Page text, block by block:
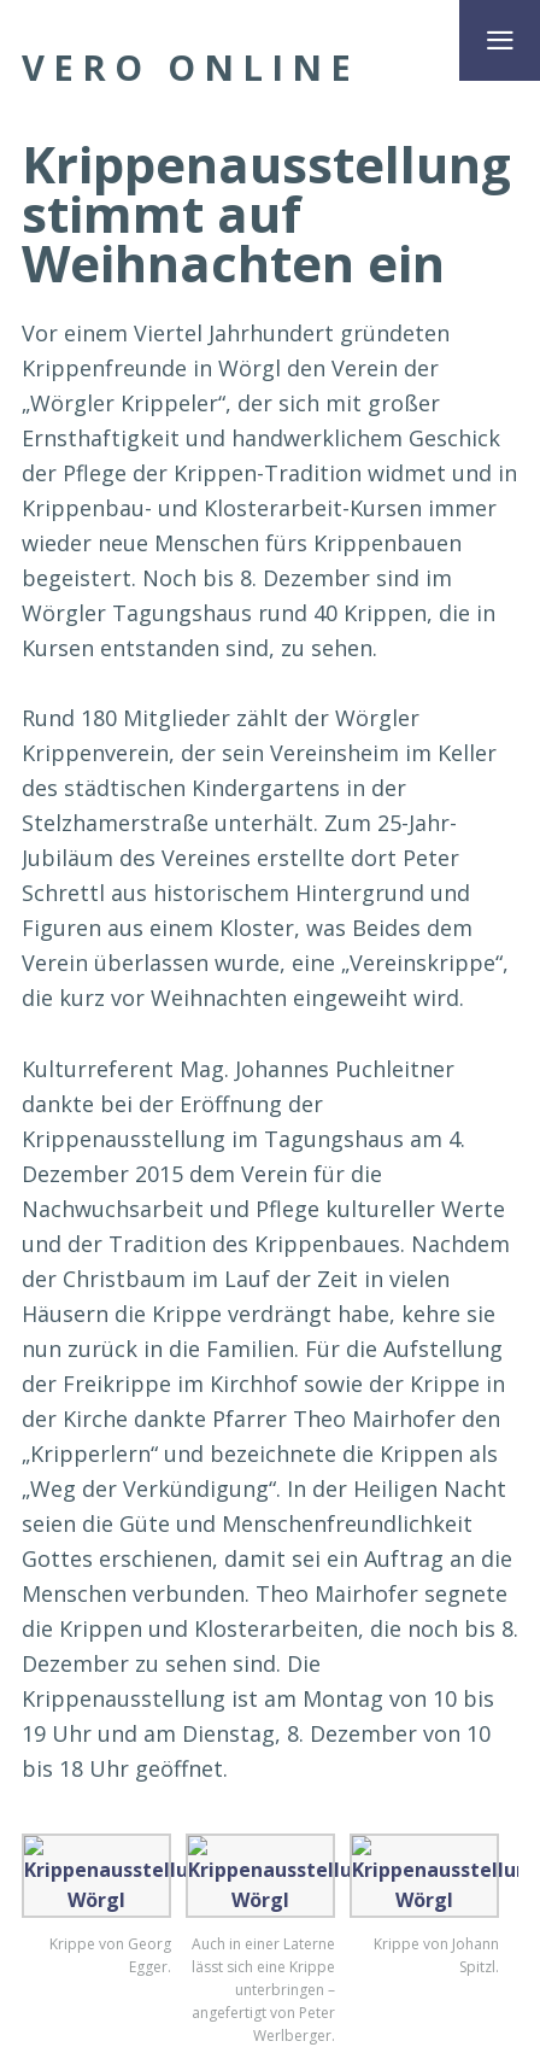
VERO ONLINE
Krippenausstellung
stimmt auf
Weihnachten ein
Vor einem Viertel Jahrhundert gründeten
Krippenfreunde in Wörgl den Verein der
„Wörgler Krippeler“, der sich mit großer
Ernsthaftigkeit und handwerklichem Geschick
der Pflege der Krippen-Tradition widmet und in
Krippenbau- und Klosterarbeit-Kursen immer
wieder neue Menschen fürs Krippenbauen
begeistert. Noch bis 8. Dezember sind im
Wörgler Tagungshaus rund 40 Krippen, die in
Kursen entstanden sind, zu sehen.
Rund 180 Mitglieder zählt der Wörgler
Krippenverein, der sein Vereinsheim im Keller
des städtischen Kindergartens in der
Stelzhamerstraße unterhält. Zum 25-Jahr-
Jubiläum des Vereines erstellte dort Peter
Schrettl aus historischem Hintergrund und
Figuren aus einem Kloster, was Beides dem
Verein überlassen wurde, eine „Vereinskrippe“,
die kurz vor Weihnachten eingeweiht wird.
Kulturreferent Mag. Johannes Puchleitner
dankte bei der Eröffnung der
Krippenausstellung im Tagungshaus am 4.
Dezember 2015 dem Verein für die
Nachwuchsarbeit und Pflege kultureller Werte
und der Tradition des Krippenbaues. Nachdem
der Christbaum im Lauf der Zeit in vielen
Häusern die Krippe verdrängt habe, kehre sie
nun zurück in die Familien. Für die Aufstellung
der Freikrippe im Kirchhof sowie der Krippe in
der Kirche dankte Pfarrer Theo Mairhofer den
„Kripperlern“ und bezeichnete die Krippen als
„Weg der Verkündigung“. In der Heiligen Nacht
seien die Güte und Menschenfreundlichkeit
Gottes erschienen, damit sei ein Auftrag an die
Menschen verbunden. Theo Mairhofer segnete
die Krippen und Klosterarbeiten, die noch bis 8.
Dezember zu sehen sind. Die
Krippenausstellung ist am Montag von 10 bis
19 Uhr und am Dienstag, 8. Dezember von 10
bis 18 Uhr geöffnet.
Krippe von Georg
Egger.
Auch in einer Laterne
lässt sich eine Krippe
unterbringen –
angefertigt von Peter
Werlberger.
Krippe von Johann
Spitzl.